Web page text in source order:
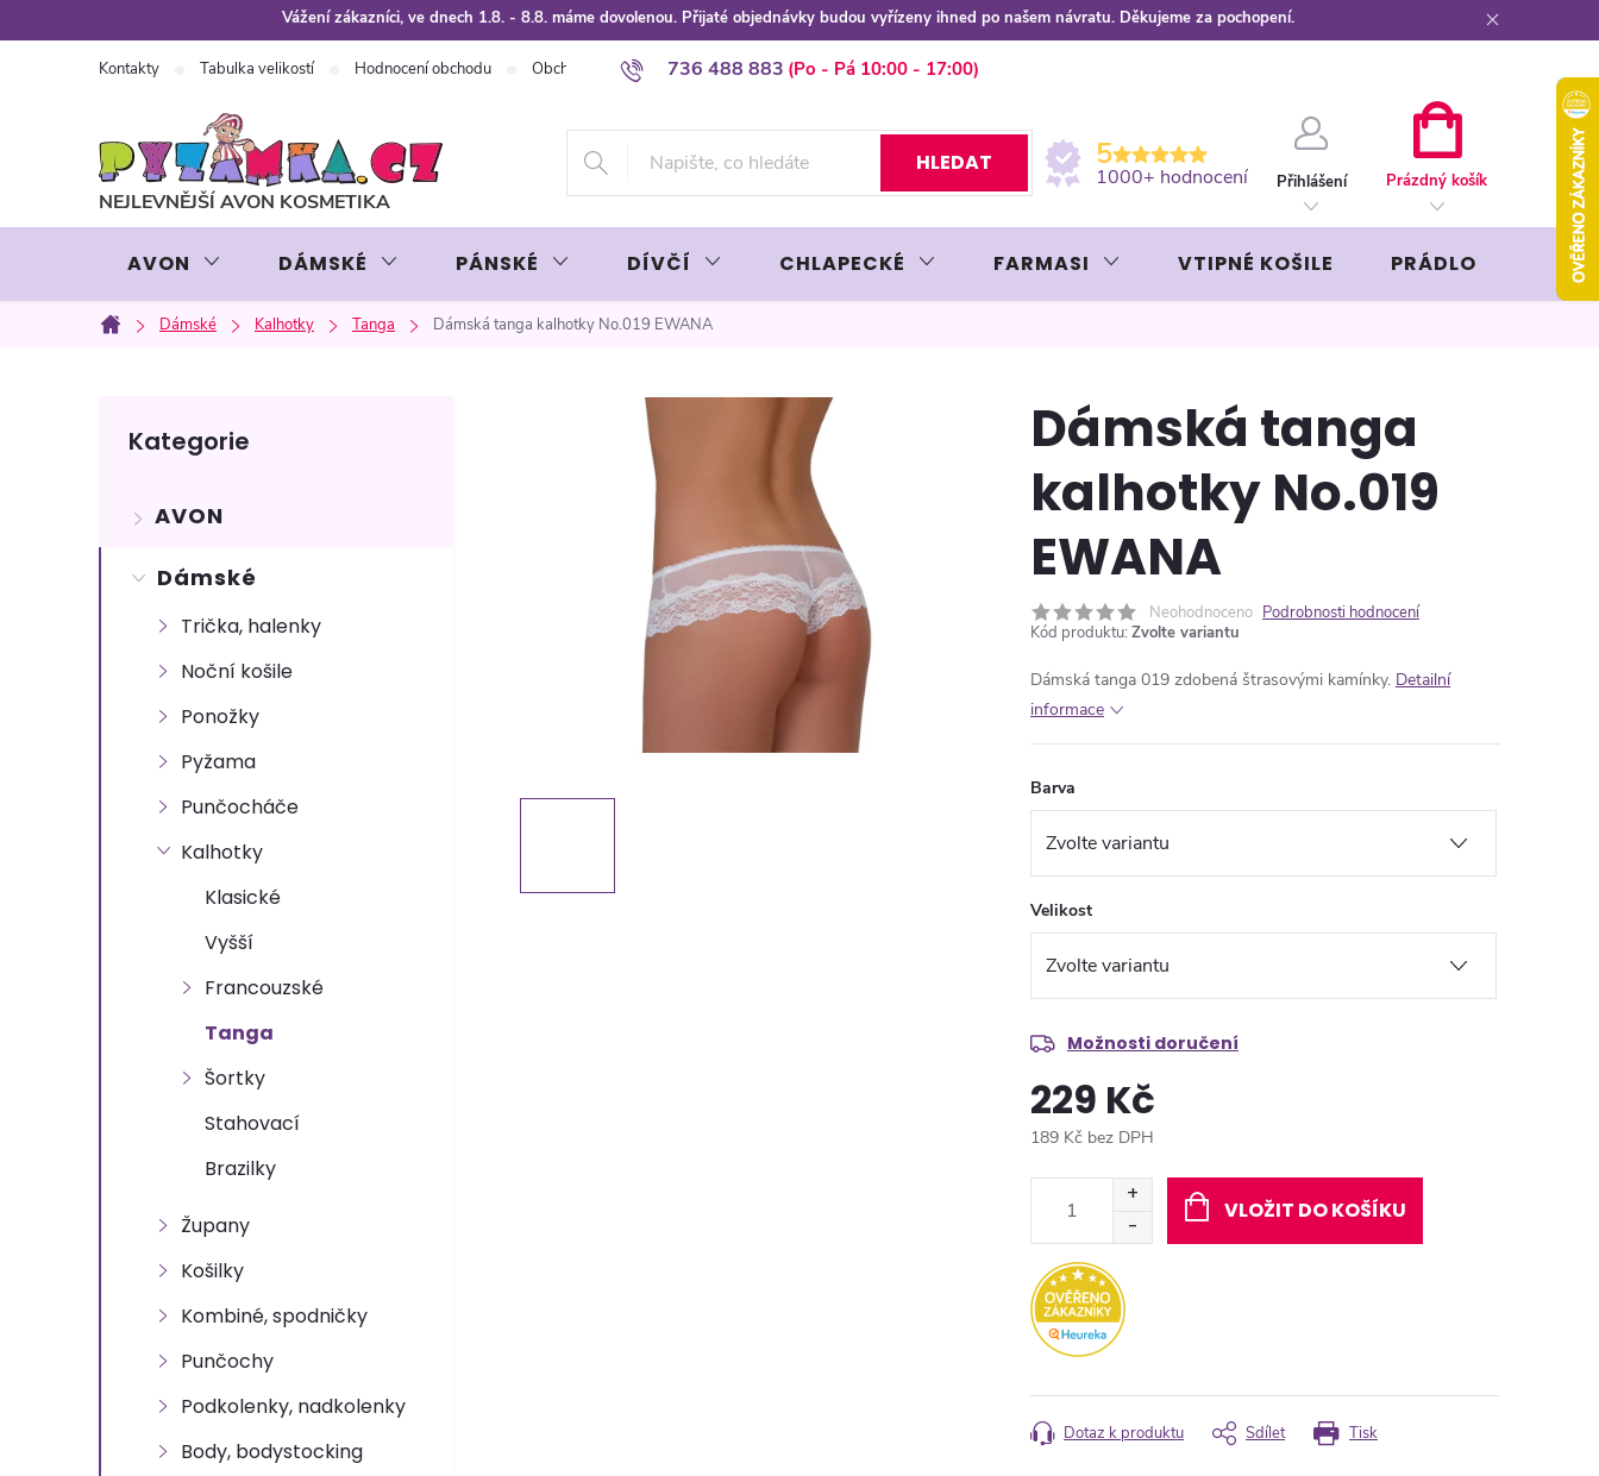
na
Vážení zákazníci, ve dnech 1.8. - 8.8. máme dovolenou. Přijaté objednávky budou vyřízeny ihned po našem návratu. Děkujeme za pochopení.
736 488 883
Kontakty Tabulka velikostí Hodnocení obchodu Obchodní podmínky Podmínky ochrany osobních údajů
HLEDAT 5
1000+ hodnocení Přihlášení
KOŠÍK
Prázdný košík
AVON DÁMSKÉ PÁNSKÉ DÍVČÍ CHLAPECKÉ FARMASI VTIPNÉ KOŠILE PRÁDLO
Domů
Dámské Kalhotky Tanga Dámská tanga kalhotky No.019 EWANA
s
kategorie
Kategorie
AVON
Dámské
Trička, halenky
Noční košile
Ponožky
Pyžama
Punčocháče
Kalhotky
Klasické
Vyšší
Francouzské
Tanga
Šortky
Stahovací
Brazilky
Župany
Košilky
Kombiné, spodničky
Punčochy
Podkolenky, nadkolenky
Body, bodystocking
Dámská tanga
kalhotky No.019
EWANA
Neohodnoceno Podrobnosti hodnocení
Kód produktu: Zvolte variantu
Dámská tanga 019 zdobená štrasovými kamínky. Detailní
informace
Barva
Velikost
Možnosti doručení
229 Kč
189 Kč bez DPH
VLOŽIT DO KOŠÍKU
Tisk
Dotaz k produktu Sdílet